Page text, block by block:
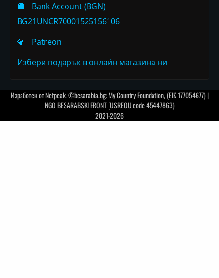
🏦
Bank Account (BGN)
BG21UNCR70001525156106
💎
Patreon
Избери подарък в онлайн магазина ни
Изработен отNetpeak. ©besarabia.bg: My Country Foundation, (EIK 177054677) |
NGO BESARABSKI FRONT (USREOU code 45447863)
2021-2026